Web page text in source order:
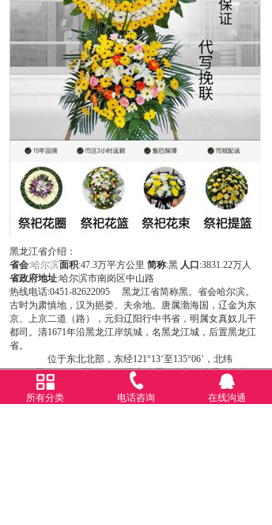
黑龙江省介绍：
省会:哈尔滨面积:47.3万平方公里 简称:黑 人口 :3831.22万人
省政府地址:哈尔滨市南岗区中山路
热线电话:0451-82622095 黑龙江省简称黑。省会哈尔滨。
古时为肃慎地，汉为挹娄、夫余地。唐属渤海国，辽金为东
京、上京二道（路），元归辽阳行中书省，明属女真奴儿干
都司。清1671年沿黑龙江岸筑城，名黑龙江城，后置黑龙江
省。
位于东北北部，东经121°13‘至135°06’，北纬
43°26‘至53°34’，面积46.9万平方公里，有长10公里，有长10
公里以上的河流1700多条，多处平原海拔50－200米。西部属
松嫩平原，东北部为三江平原，北部、东南部为山地。属寒
所有分类 电话咨询 在线沟通